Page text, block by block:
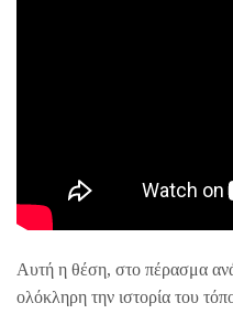
Αυτή η θέση, στο πέρασμα
ολόκληρη την ιστορία του